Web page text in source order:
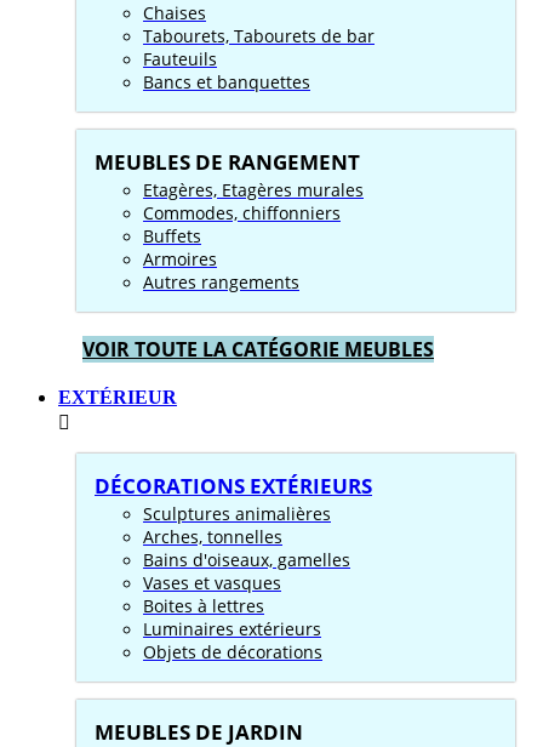
Chaises
Tabourets, Tabourets de bar
Fauteuils
Bancs et banquettes
MEUBLES DE RANGEMENT
Etagères, Etagères murales
Commodes, chiffonniers
Buffets
Armoires
Autres rangements
VOIR TOUTE LA CATÉGORIE MEUBLES
EXTÉRIEUR
DÉCORATIONS EXTÉRIEURS
Sculptures animalières
Arches, tonnelles
Bains d'oiseaux, gamelles
Vases et vasques
Boites à lettres
Luminaires extérieurs
Objets de décorations
MEUBLES DE JARDIN